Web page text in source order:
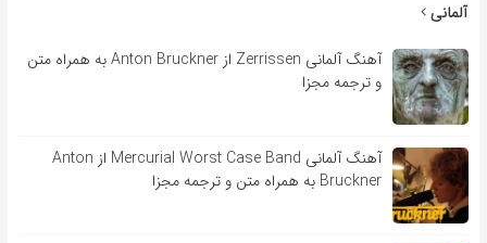
آلمانی
آهنگ آلمانی Zerrissen از Anton Bruckner به همراه متن
و ترجمه مجزا
آهنگ آلمانی Mercurial Worst Case Band از Anton
Bruckner به همراه متن و ترجمه مجزا